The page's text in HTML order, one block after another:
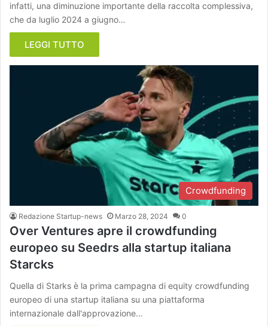
infatti, una diminuzione importante della raccolta complessiva,
che da luglio 2024 a giugno…
LEGGI TUTTO
Crowdfunding
Redazione Startup-news Marzo 28, 2024 0
Over Ventures apre il crowdfunding
europeo su Seedrs alla startup italiana
Starcks
Quella di Starks è la prima campagna di equity crowdfunding
europeo di una startup italiana su una piattaforma
internazionale dall'approvazione…